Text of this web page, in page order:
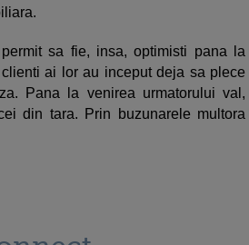
sa fie, insa, optimisti pana la
ai lor au inceput deja sa plece
Pana la venirea urmatorului val,
din tara. Prin buzunarele multora